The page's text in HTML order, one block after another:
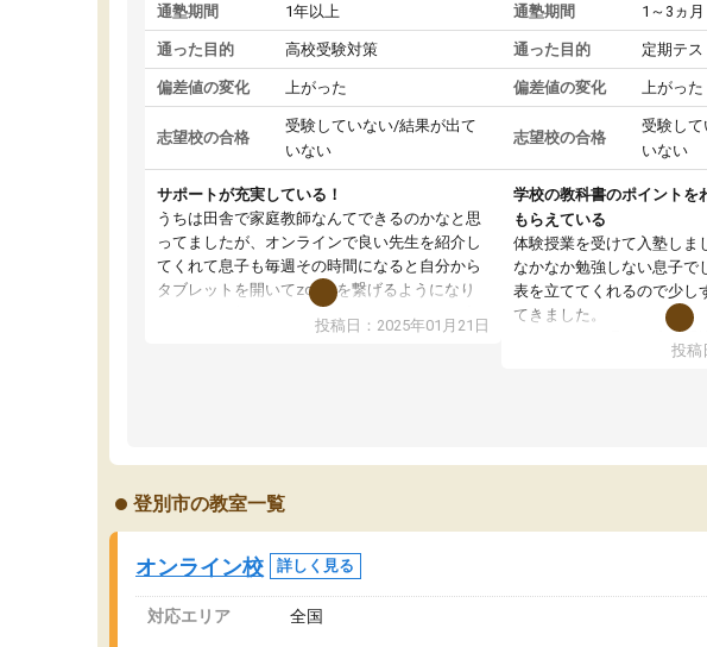
通塾期間 1年以上
通った目的 高校受験対策
偏差値の変化 上がった
志望校の合格
受験していない/結果が出て
いない
サポートが充実している！
うちは田舎で家庭教師なんてできるのかなと思
ってましたが、オンラインで良い先生を紹介し
てくれて息子も毎週その時間になると自分から
タブレットを開いてzoomを繋げるようになり
ました！5科目なんでもOKなのもとても気に入
投稿日：2025年01月21日
通塾期間 1～3ヵ月
通った目的 定期テ
偏差値の変化 上がった
志望校の合格
受験し
いない
学校の教科書のポイントを
もらえている
体験授業を受けて入塾しま
なかなか勉強しない息子で
表を立ててくれるので少し
てきました。
オンラインで週に一度の受
い日も予定表に基づいて勉
投稿
登別市の教室一覧
オンライン校 詳しく見る
対応エリア 全国